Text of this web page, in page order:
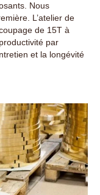
Nous
L’atelier de
de 15T à
par
et la longévité